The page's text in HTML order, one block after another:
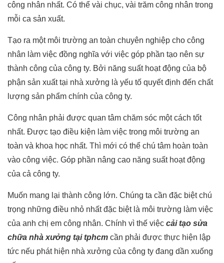
công nhân nhất. Có thể vài chục, vài trăm công nhân trong
mỗi ca sản xuất.
Tạo ra một môi trường an toàn chuyên nghiệp cho công
nhân làm việc đồng nghĩa với việc góp phần tạo nên sự
thành công của công ty. Bởi năng suất hoạt động của bộ
phận sản xuất tại nhà xưởng là yếu tố quyết định đến chất
lượng sản phẩm chính của công ty.
Công nhân phải được quan tâm chăm sóc một cách tốt
nhất. Được tạo điều kiện làm việc trong môi trường an
toàn và khoa học nhất. Thì mới có thể chú tâm hoàn toàn
vào công việc. Góp phần nâng cao năng suất hoạt động
của cả công ty.
Muốn mang lại thành công lớn. Chúng ta cần đặc biệt chú
trọng những điều nhỏ nhất đặc biệt là môi trường làm việc
của anh chị em công nhân. Chính vì thế việc cải tạo sửa
chữa nhà xưởng tại tphcm cần phải được thực hiện lập
tức nếu phát hiện nhà xưởng của công ty đang dần xuống